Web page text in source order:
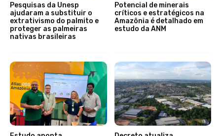
Pesquisas da Unesp
ajudaram a substituir o
extrativismo do palmito e
proteger as palmeiras
nativas brasileiras
Potencial de minerais
críticos e estratégicos na
Amazônia é detalhado em
estudo da ANM